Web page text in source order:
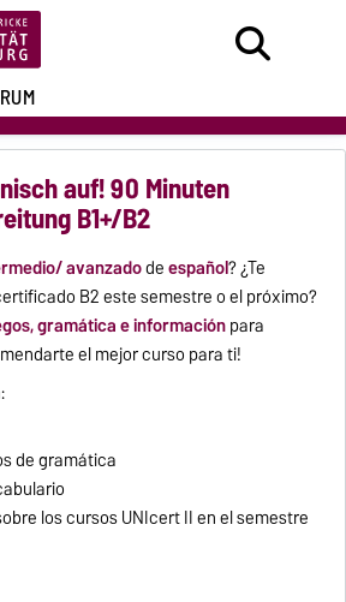
auf! 90 Minuten
B1+/B2
avanzadodeespañol? ¿Te
B2este semestre o el próximo?
,gramáticaeinformaciónpara
el mejor curso para ti!
de gramática
los cursos UNIcert II en el semestre